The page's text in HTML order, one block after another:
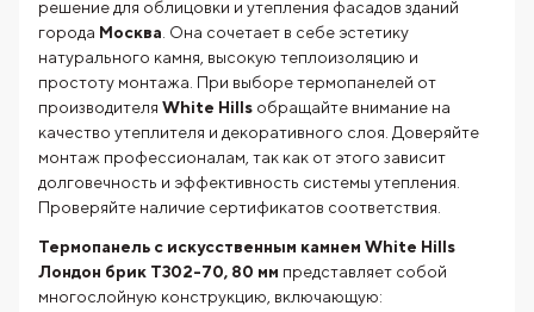
решение для облицовки и утепления фасадов зданий
города Москва . Она сочетает в себе эстетику
натурального камня, высокую теплоизоляцию и
простоту монтажа. При выборе термопанелей от
производителя White Hills обращайте внимание на
качество утеплителя и декоративного слоя. Доверяйте
монтаж профессионалам, так как от этого зависит
долговечность и эффективность системы утепления.
Проверяйте наличие сертификатов соответствия.
Термопанель с искусственным камнем White Hills
Лондон брик T302-70, 80 мм представляет собой
многослойную конструкцию, включающую: